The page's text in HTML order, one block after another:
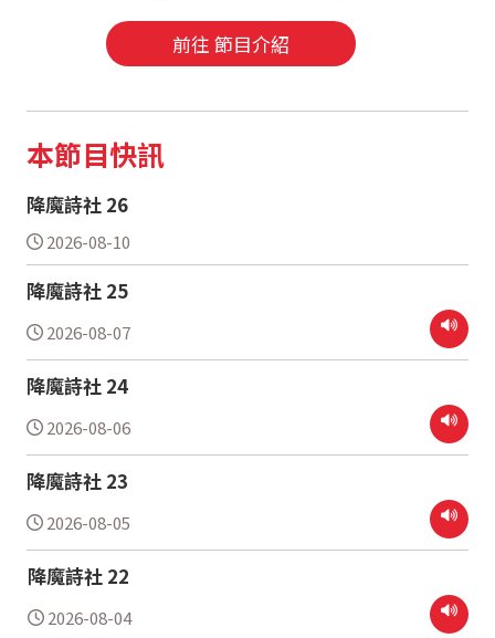
前往 節目介紹
本節目快訊
降魔詩社 26
2026-08-10
降魔詩社 25
2026-08-07
降魔詩社 24
2026-08-06
降魔詩社 23
2026-08-05
降魔詩社 22
2026-08-04